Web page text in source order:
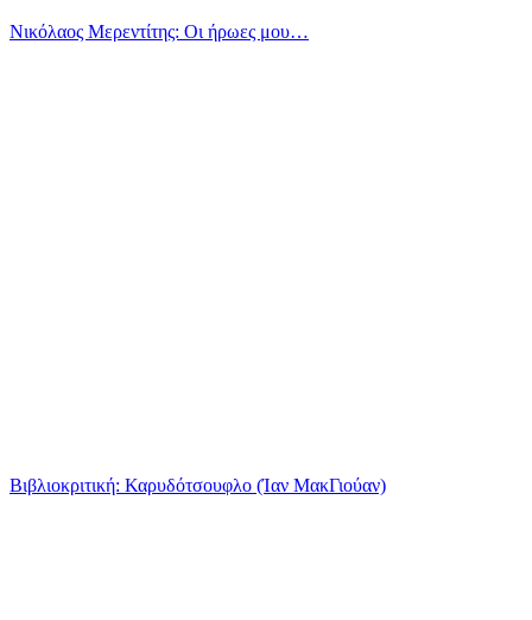
Νικόλαος Μερεντίτης: Οι ήρωες μου…
Βιβλιοκριτική: Καρυδότσουφλο (Ίαν ΜακΓιούαν)